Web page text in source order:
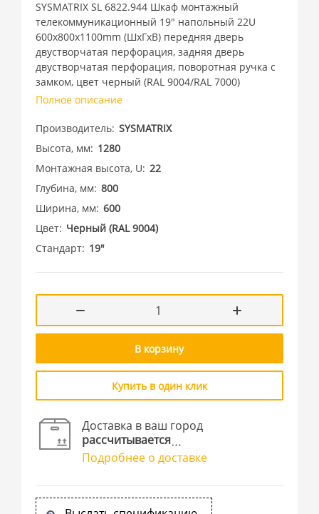
SYSMATRIX SL 6822.944 Шкаф монтажный
телекоммуникационный 19" напольный 22U
600x800x1100mm (ШхГхВ) передняя дверь
двустворчатая перфорация, задняя дверь
двустворчатая перфорация, поворотная ручка с
замком, цвет черный (RAL 9004/RAL 7000)
Полное описание
Производитель SYSMATRIX
Высота, мм
1280
Монтажная высота, U 22
Глубина, мм 800
Ширина, мм 600
Цвет Черный (RAL 9004)
Стандарт 19"
В корзину
Купить в один клик
Доставка в ваш город
рассчитывается
Подробнее о доставке